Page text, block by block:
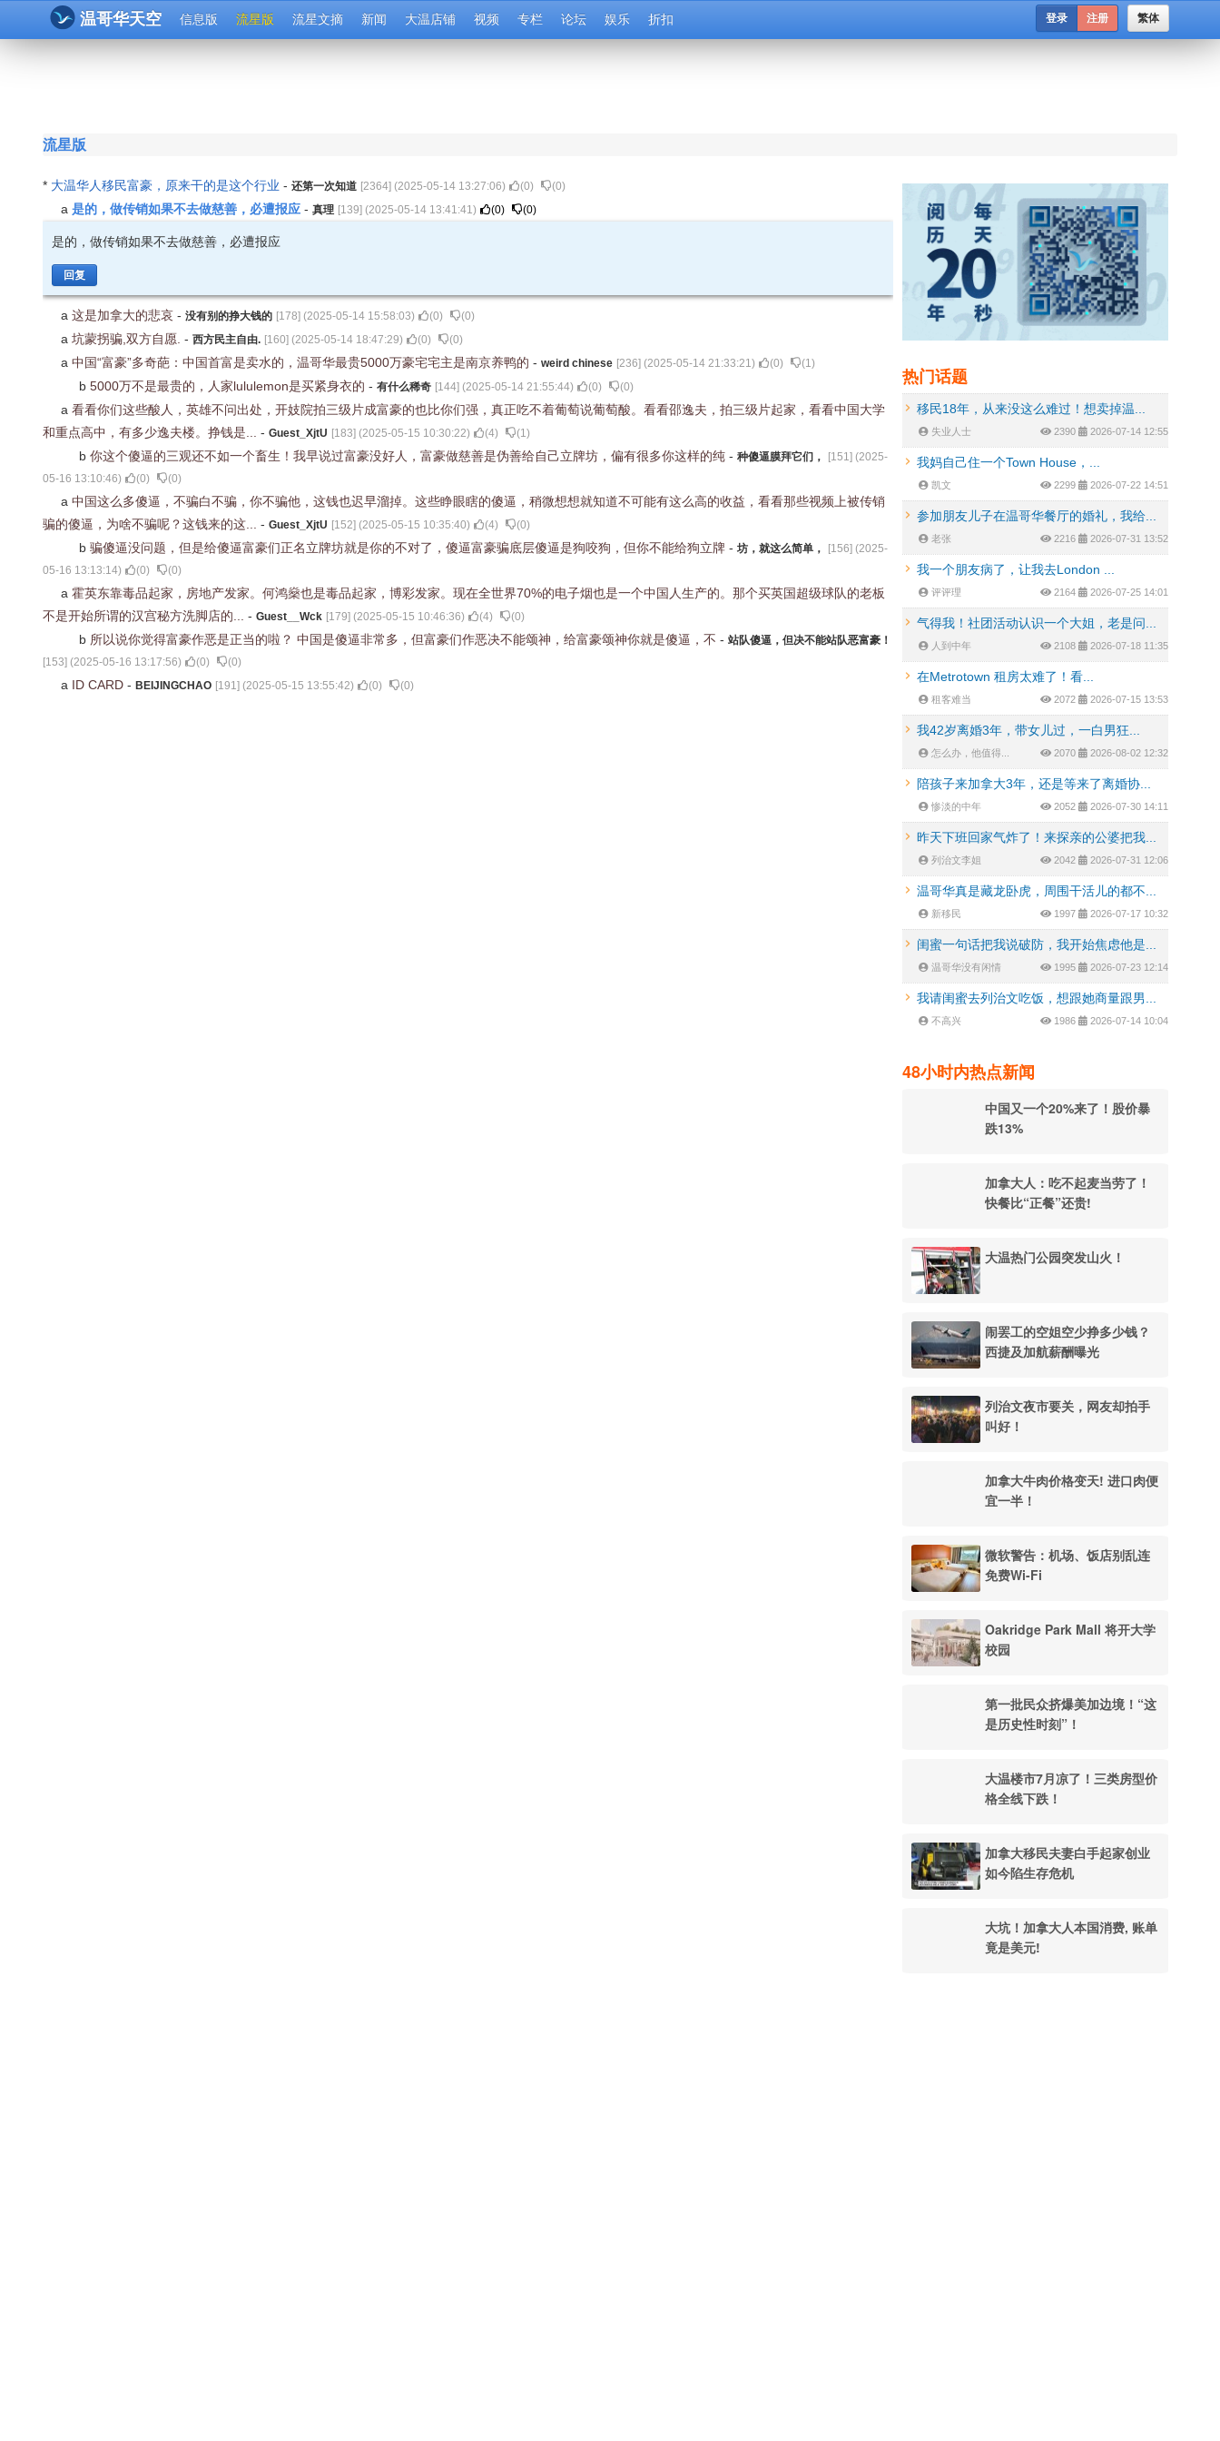
温哥华天空 信息版 流星版 流星文摘 新闻 大温店铺 视频 专栏 论坛 娱乐 折扣 繁体
登录 注册
流星版
* 大温华人移民富豪，原来干的是这个行业 - 还第一次知道 [2364] (2025-05-14 13:27:06) (0) (0)
a 是的，做传销如果不去做慈善，必遭报应 - 真理 [139] (2025-05-14 13:41:41) (0) (0)
是的，做传销如果不去做慈善，必遭报应
回复
a 这是加拿大的悲哀 - 没有别的挣大钱的 [178] (2025-05-14 15:58:03) (0) (0)
a 坑蒙拐骗,双方自愿. - 西方民主自由. [160] (2025-05-14 18:47:29) (0) (0)
a 中国“富豪”多奇葩：中国首富是卖水的，温哥华最贵5000万豪宅宅主是南京养鸭的 - weird chinese [236] (2025-05-14 21:33:21) (0) (1)
b 5000万不是最贵的，人家lululemon是买紧身衣的 - 有什么稀奇 [144] (2025-05-14 21:55:44) (0) (0)
a 看看你们这些酸人，英雄不问出处，开妓院拍三级片成富豪的也比你们强，真正吃不着葡萄说葡萄酸。看看邵逸夫，拍三级片起家，看看中国大学
和重点高中，有多少逸夫楼。挣钱是... - Guest_XjtU [183] (2025-05-15 10:30:22) (4) (1)
b 你这个傻逼的三观还不如一个畜生！我早说过富豪没好人，富豪做慈善是伪善给自己立牌坊，偏有很多你这样的纯 - 种傻逼膜拜它们， [151] (2025-
05-16 13:10:46) (0) (0)
a 中国这么多傻逼，不骗白不骗，你不骗他，这钱也迟早溜掉。这些睁眼瞎的傻逼，稍微想想就知道不可能有这么高的收益，看看那些视频上被传销
骗的傻逼，为啥不骗呢？这钱来的这... - Guest_XjtU [152] (2025-05-15 10:35:40) (4) (0)
b 骗傻逼没问题，但是给傻逼富豪们正名立牌坊就是你的不对了，傻逼富豪骗底层傻逼是狗咬狗，但你不能给狗立牌 - 坊，就这么简单， [156] (2025-
05-16 13:13:14) (0) (0)
a 霍英东靠毒品起家，房地产发家。何鸿燊也是毒品起家，博彩发家。现在全世界70%的电子烟也是一个中国人生产的。那个买英国超级球队的老板
不是开始所谓的汉宫秘方洗脚店的... - Guest__Wck [179] (2025-05-15 10:46:36) (4) (0)
b 所以说你觉得富豪作恶是正当的啦？ 中国是傻逼非常多，但富豪们作恶决不能颂神，给富豪颂神你就是傻逼，不 - 站队傻逼，但决不能站队恶富豪！
[153] (2025-05-16 13:17:56) (0) (0)
a ID CARD - BEIJINGCHAO [191] (2025-05-15 13:55:42) (0) (0)
热门话题
移民18年，从来没这么难过！想卖掉温...
失业人士 2390 2026-07-14 12:55
我妈自己住一个Town House，...
凯文 2299 2026-07-22 14:51
参加朋友儿子在温哥华餐厅的婚礼，我给...
老张 2216 2026-07-31 13:52
我一个朋友病了，让我去London ...
评评理 2164 2026-07-25 14:01
气得我！社团活动认识一个大姐，老是问...
人到中年 2108 2026-07-18 11:35
在Metrotown 租房太难了！看...
租客难当 2072 2026-07-15 13:53
我42岁离婚3年，带女儿过，一白男狂...
怎么办，他值得... 2070 2026-08-02 12:32
陪孩子来加拿大3年，还是等来了离婚协...
惨淡的中年 2052 2026-07-30 14:11
昨天下班回家气炸了！来探亲的公婆把我...
列治文李姐 2042 2026-07-31 12:06
温哥华真是藏龙卧虎，周围干活儿的都不...
新移民 1997 2026-07-17 10:32
闺蜜一句话把我说破防，我开始焦虑他是...
温哥华没有闲情 1995 2026-07-23 12:14
我请闺蜜去列治文吃饭，想跟她商量跟男...
不高兴 1986 2026-07-14 10:04
48小时内热点新闻
中国又一个20%来了！股价暴
跌13%
加拿大人：吃不起麦当劳了！
快餐比“正餐”还贵!
大温热门公园突发山火！
闹罢工的空姐空少挣多少钱？
西捷及加航薪酬曝光
列治文夜市要关，网友却拍手
叫好！
加拿大牛肉价格变天! 进口肉便
宜一半！
微软警告：机场、饭店别乱连
免费Wi-Fi
Oakridge Park Mall 将开大学
校园
第一批民众挤爆美加边境！“这
是历史性时刻”！
大温楼市7月凉了！三类房型价
格全线下跌！
加拿大移民夫妻白手起家创业
如今陷生存危机
大坑！加拿大人本国消费, 账单
竟是美元!